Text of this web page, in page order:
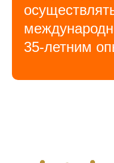
35-летним